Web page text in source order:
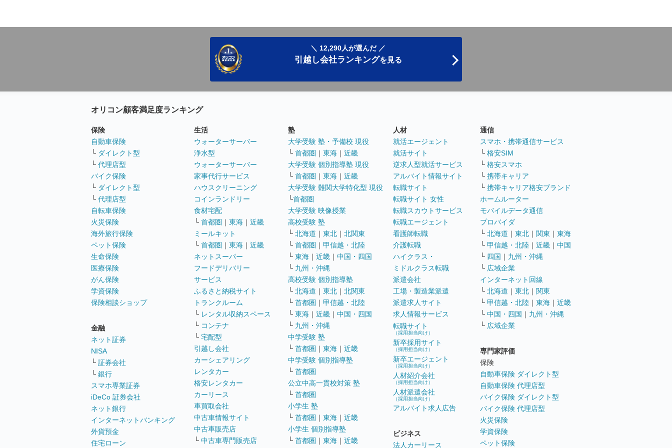
＼ 12,290人が選んだ ／
引越し会社ランキングを見る
オリコン顧客満足度ランキング
保険
自動車保険
└ ダイレクト型
└ 代理店型
バイク保険
└ ダイレクト型
└ 代理店型
自転車保険
火災保険
海外旅行保険
ペット保険
生命保険
医療保険
がん保険
学資保険
保険相談ショップ
金融
ネット証券
NISA
└ 証券会社
└ 銀行
スマホ専業証券
iDeCo 証券会社
ネット銀行
インターネットバンキング
外貨預金
住宅ローン
生活
ウォーターサーバー
浄水型
ウォーターサーバー
家事代行サービス
ハウスクリーニング
コインランドリー
食材宅配
└ 首都圏 ｜ 東海 ｜ 近畿
ミールキット
└ 首都圏 ｜ 東海 ｜ 近畿
ネットスーパー
フードデリバリー
サービス
ふるさと納税サイト
トランクルーム
└ レンタル収納スペース
└ コンテナ
└ 宅配型
引越し会社
カーシェアリング
レンタカー
格安レンタカー
カーリース
車買取会社
中古車情報サイト
中古車販売店
└ 中古車専門販売店
塾
大学受験 塾・予備校 現役
└ 首都圏 ｜ 東海 ｜ 近畿
大学受験 個別指導塾 現役
└ 首都圏 ｜ 東海 ｜ 近畿
大学受験 難関大学特化型 現役
└首都圏
大学受験 映像授業
高校受験 塾
└ 北海道 ｜ 東北 ｜ 北関東
└ 首都圏 ｜ 甲信越・北陸
└ 東海 ｜ 近畿 ｜ 中国・四国
└ 九州・沖縄
高校受験 個別指導塾
└ 北海道 ｜ 東北 ｜ 北関東
└ 首都圏 ｜ 甲信越・北陸
└ 東海 ｜ 近畿 ｜ 中国・四国
└ 九州・沖縄
中学受験 塾
└ 首都圏 ｜ 東海 ｜ 近畿
中学受験 個別指導塾
└ 首都圏
公立中高一貫校対策 塾
└ 首都圏
小学生 塾
└ 首都圏 ｜ 東海 ｜ 近畿
小学生 個別指導塾
└ 首都圏 ｜ 東海 ｜ 近畿
人材
就活エージェント
就活サイト
逆求人型就活サービス
アルバイト情報サイト
転職サイト
転職サイト 女性
転職スカウトサービス
転職エージェント
看護師転職
介護転職
ハイクラス・
ミドルクラス転職
派遣会社
工場・製造業派遣
派遣求人サイト
求人情報サービス
転職サイト
（採用担当向け）
新卒採用サイト
（採用担当向け）
新卒エージェント
（採用担当向け）
人材紹介会社
（採用担当向け）
人材派遣会社
（採用担当向け）
アルバイト求人広告
ビジネス
法人カーリース
通信
スマホ・携帯通信サービス
└ 格安SIM
└ 格安スマホ
└ 携帯キャリア
└ 携帯キャリア格安ブランド
ホームルーター
モバイルデータ通信
プロバイダ
└ 北海道 ｜ 東北 ｜ 関東 ｜ 東海
└ 甲信越・北陸 ｜ 近畿 ｜ 中国
└ 四国 ｜ 九州・沖縄
└ 広域企業
インターネット回線
└ 北海道 ｜ 東北 ｜ 関東
└ 甲信越・北陸 ｜ 東海 ｜ 近畿
└ 中国・四国 ｜ 九州・沖縄
└ 広域企業
専門家評価
保険
自動車保険 ダイレクト型
自動車保険 代理店型
バイク保険 ダイレクト型
バイク保険 代理店型
火災保険
学資保険
ペット保険